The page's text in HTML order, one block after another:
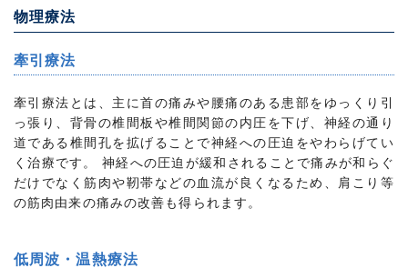
物理療法
牽引療法
牽引療法とは、主に首の痛みや腰痛のある患部をゆっくり引
っ張り、背骨の椎間板や椎間関節の内圧を下げ、神経の通り
道である椎間孔を拡げることで神経への圧迫をやわらげてい
く治療です。 神経への圧迫が緩和されることで痛みが和らぐ
だけでなく筋肉や靭帯などの血流が良くなるため、肩こり等
の筋肉由来の痛みの改善も得られます。
低周波・温熱療法